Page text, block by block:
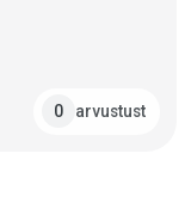
0 arvustust